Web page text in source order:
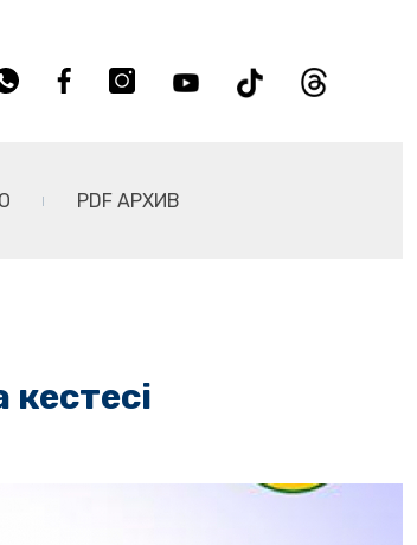
PDF АРХИВ